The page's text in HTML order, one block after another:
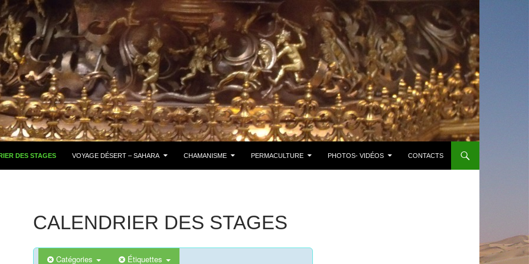
DES STAGES VOYAGE DÉSERT – SAHARA CHAMANISME PERMACULTURE PHOTOS- VIDÉOS CONTACTS
CALENDRIER DES STAGES
Catégories Étiquettes